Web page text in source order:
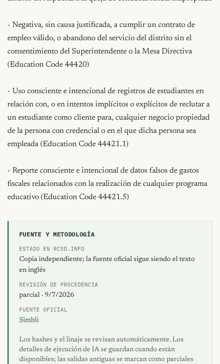
- Negativa, sin causa justificada, a cumplir un contrato de
empleo válido, o abandono del servicio del distrito sin el
consentimiento del Superintendente o la Mesa Directiva
(Education Code 44420)
- Uso consciente e intencional de registros de estudiantes en
relación con, o en intentos implícitos o explícitos de reclutar a
un estudiante como cliente para, cualquier negocio propiedad
de la persona con credencial o en el que dicha persona sea
empleada (Education Code 44421.1)
- Reporte consciente e intencional de datos falsos de gastos
fiscales relacionados con la realización de cualquier programa
educativo (Education Code 44421.5)
FUENTE Y METODOLOGÍA
ESTADO EN RCSD.INFO
Copia independiente; la fuente oficial sigue siendo el texto
en inglés
REVISIÓN DE PROCEDENCIA
parcial · 9/7/2026
FUENTE OFICIAL
Simbli
Los hashes y el linaje se revisan automáticamente. Los
detalles de ejecución de IA se guardan cuando están
disponibles; las salidas antiguas se marcan como parciales